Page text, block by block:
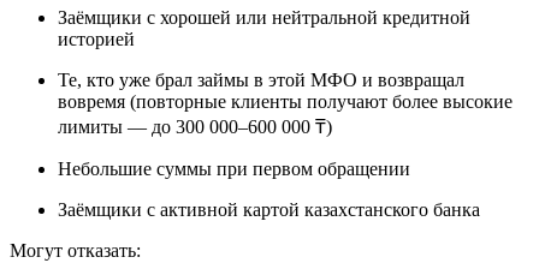
Заёмщики с хорошей или нейтральной кредитной
историей
Те, кто уже брал займы в этой МФО и возвращал
вовремя (повторные клиенты получают более высокие
лимиты — до 300 000–600 000 ₸)​
Небольшие суммы при первом обращении
Заёмщики с активной картой казахстанского банка
Могут отказать: